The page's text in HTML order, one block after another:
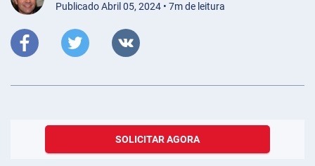
Publicado Abril 05, 2024 • 7m de leitura
SOLICITAR AGORA